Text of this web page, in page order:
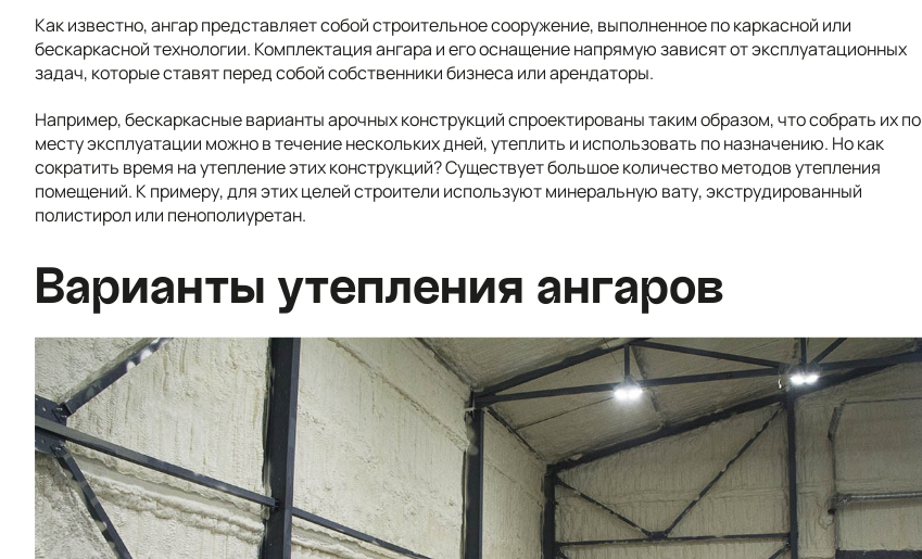
Как известно, ангар представляет собой строительное сооружение, выполненное по каркасной или
бескаркасной технологии. Комплектация ангара и его оснащение напрямую зависят от эксплуатационных
задач, которые ставят перед собой собственники бизнеса или арендаторы.
Например, бескаркасные варианты арочных конструкций спроектированы таким образом, что собрать их по
месту эксплуатации можно в течение нескольких дней, утеплить и использовать по назначению. Но как
сократить время на утепление этих конструкций? Существует большое количество методов утепления
помещений. К примеру, для этих целей строители используют минеральную вату, экструдированный
полистирол или пенополиуретан.
Варианты утепления ангаров